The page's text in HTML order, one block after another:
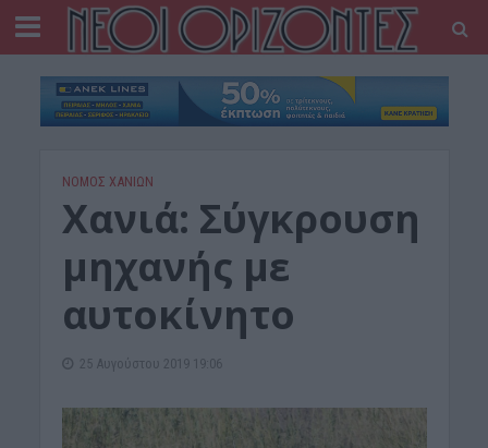
ΝΟΜΌΣ ΧΑΝΊΩΝ
Χανιά: Σύγκρουση
μηχανής με
αυτοκίνητο
25 Αυγούστου 2019 19:06